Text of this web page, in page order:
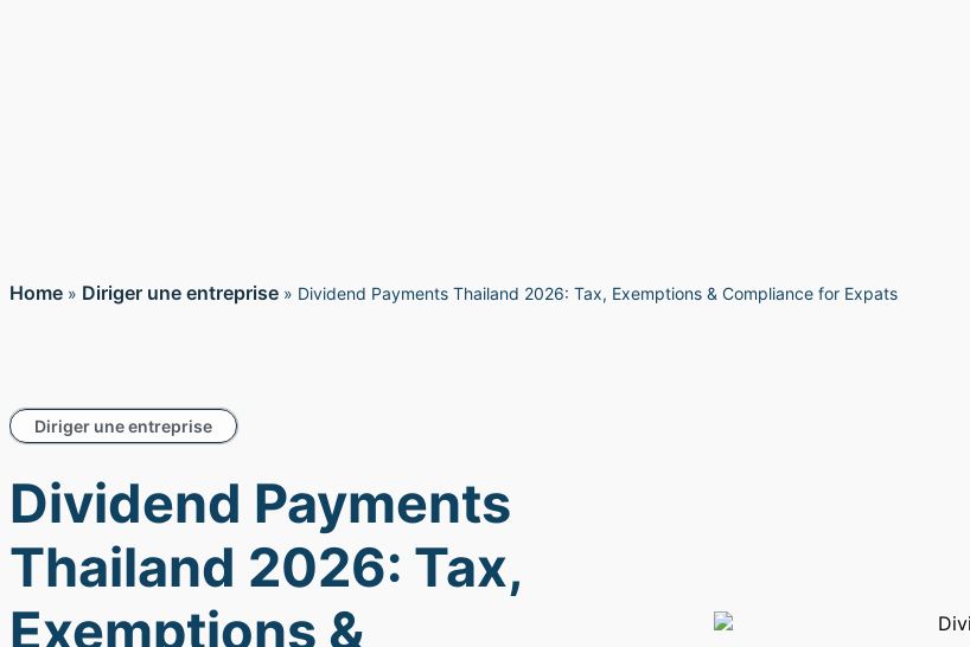
Home » Diriger une entreprise » Dividend Payments Thailand 2026: Tax, Exemptions & Compliance for Expats
Diriger une entreprise
Dividend Payments
Thailand 2026: Tax,
Exemptions &